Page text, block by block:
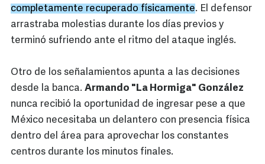
completamente recuperado físicamente. El defensor
arrastraba molestias durante los días previos y
terminó sufriendo ante el ritmo del ataque inglés.
Otro de los señalamientos apunta a las decisiones
desde la banca. Armando "La Hormiga" González
nunca recibió la oportunidad de ingresar pese a que
México necesitaba un delantero con presencia física
dentro del área para aprovechar los constantes
centros durante los minutos finales.